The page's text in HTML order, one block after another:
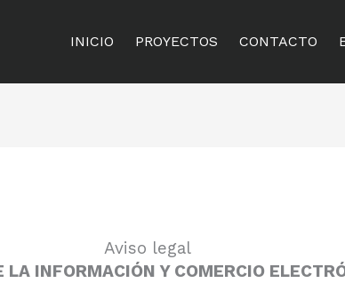
INICIO PROYECTOS CONTACTO
Aviso legal
INFORMACIÓN Y COMERCIO